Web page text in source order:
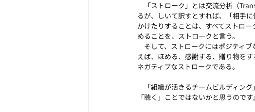
「ストローク」とは交流分析（
るが、しいて訳すとすれば、「相手
かけたりすることは、すべてストロ
めることを、ストロークと言う。
そして、ストロークにはポジティ
えば、ほめる、感謝する、贈り物を
ネガティブなストロークである。
「組織が活きるチームビルディング
「聴く」ことではないかと思うのです